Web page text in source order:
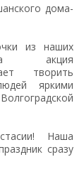
дома-
из наших
акция
творить
яркими
Наша
сразу